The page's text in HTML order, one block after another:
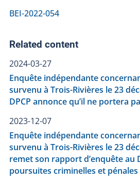
BEI-2022-054
Related content
2024-03-27
Enquête indépendante
survenu à Trois-Rivières le 23
DPCP annonce qu’il ne portera
2023-12-07
Enquête indépendante
survenu à Trois-Rivières le 23
remet son rapport d’enquête au
poursuites criminelles et pénales